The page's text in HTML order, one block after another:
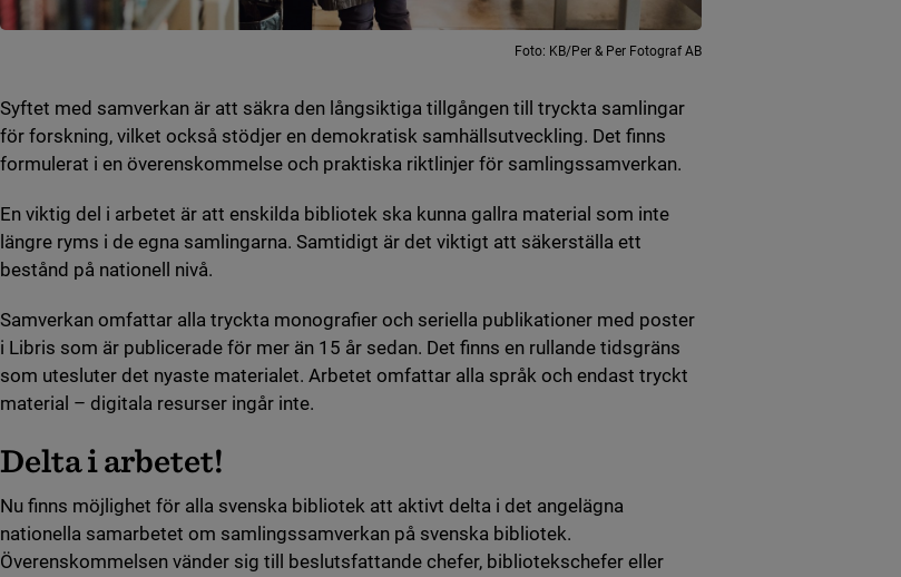
Foto: KB/Per & Per Fotograf AB
Syftet med samverkan är att säkra den långsiktiga tillgången till tryckta samlingar
för forskning, vilket också stödjer en demokratisk samhällsutveckling. Det finns
formulerat i en överenskommelse och praktiska riktlinjer för samlingssamverkan.
En viktig del i arbetet är att enskilda bibliotek ska kunna gallra material som inte
längre ryms i de egna samlingarna. Samtidigt är det viktigt att säkerställa ett
bestånd på nationell nivå.
Samverkan omfattar alla tryckta monografier och seriella publikationer med poster
i Libris som är publicerade för mer än 15 år sedan. Det finns en rullande tidsgräns
som utesluter det nyaste materialet. Arbetet omfattar alla språk och endast tryckt
material – digitala resurser ingår inte.
Delta i arbetet!
Nu finns möjlighet för alla svenska bibliotek att aktivt delta i det angelägna
nationella samarbetet om samlingssamverkan på svenska bibliotek.
Överenskommelsen vänder sig till beslutsfattande chefer, bibliotekschefer eller